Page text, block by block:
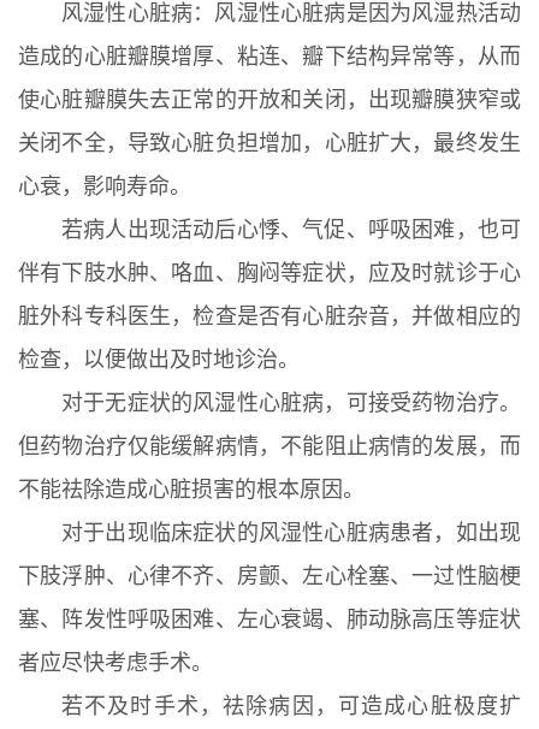
风湿性心脏病：风湿性心脏病是因为风湿热活动
造成的心脏瓣膜增厚、粘连、瓣下结构异常等，从而
使心脏瓣膜失去正常的开放和关闭，出现瓣膜狭窄或
关闭不全，导致心脏负担增加，心脏扩大，最终发生
心衰，影响寿命。
若病人出现活动后心悸、气促、呼吸困难，也可
伴有下肢水肿、咯血、胸闷等症状，应及时就诊于心
脏外科专科医生，检查是否有心脏杂音，并做相应的
检查，以便做出及时地诊治。
对于无症状的风湿性心脏病，可接受药物治疗。
但药物治疗仅能缓解病情，不能阻止病情的发展，而
不能祛除造成心脏损害的根本原因。
对于出现临床症状的风湿性心脏病患者，如出现
下肢浮肿、心律不齐、房颤、左心栓塞、一过性脑梗
塞、阵发性呼吸困难、左心衰竭、肺动脉高压等症状
者应尽快考虑手术。
若不及时手术，祛除病因，可造成心脏极度扩